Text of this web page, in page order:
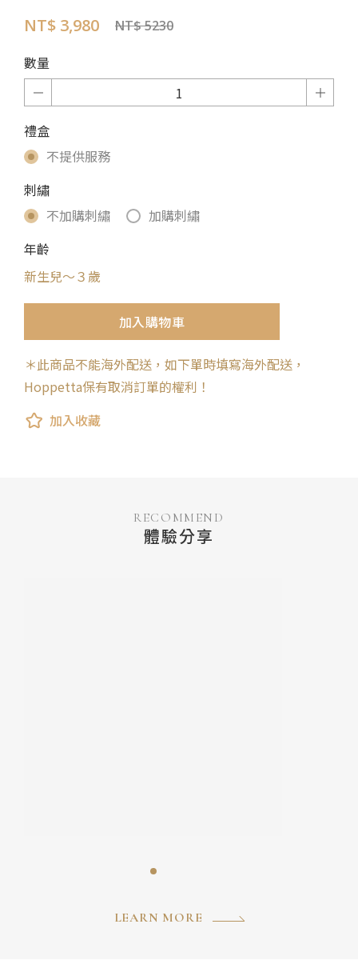
NT$ 3,980 NT$ 5230
數量
禮盒
不提供服務
刺繡
不加購刺繡
加購刺繡
年齡
新生兒～３歲
加入購物車
＊此商品不能海外配送，如下單時填寫海外配送，
Hoppetta保有取消訂單的權利！
加入收藏
RECOMMEND
體驗分享
LEARN MORE